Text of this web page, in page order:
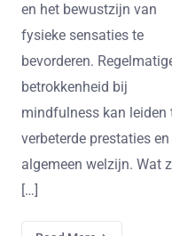
en het bewustzijn van
fysieke sensaties te
bevorderen.
betrokkenheid bij
mindfulness kan leiden
verbeterde prestaties en
algemeen welzijn. Wat
[…]